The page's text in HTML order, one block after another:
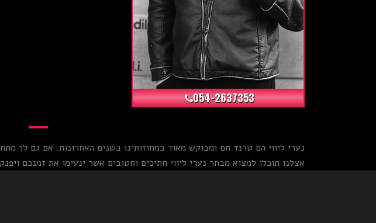
054-2637353
נערי ליווי הם טרנד חם ומבוקש מאוד במחוזותינו בשנים האחרונות. אם גם לך
אצלנו תוכלו למצוא מבחר נערי ליווי חתיכים וחטובים אשר ינעימו את זמנכם